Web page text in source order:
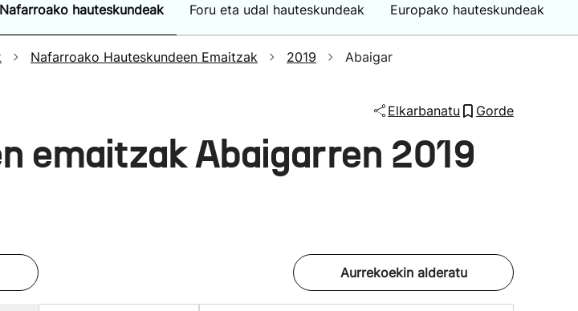
Zuzenekoak
Azken berriak
Nafarroako hauteskundeak Foru eta udal hauteskundeak Europako hauteskundeak
Nafarroako Hauteskundeen Emaitzak 2019 Abaigar
Elkarbanatu Gorde
emaitzak Abaigarren 2019
Aurrekoekin alderatu